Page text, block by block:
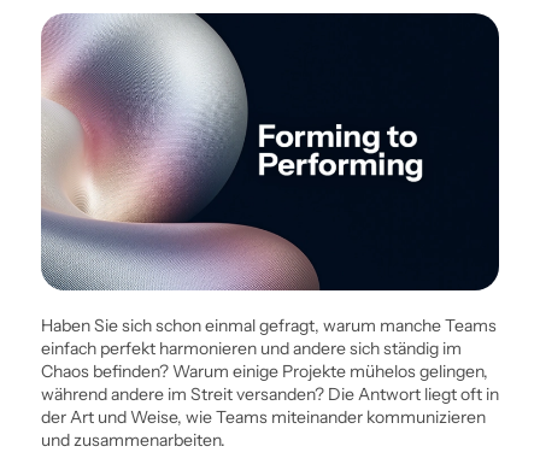
Haben Sie sich schon einmal gefragt, warum manche Teams
einfach perfekt harmonieren und andere sich ständig im
Chaos befinden? Warum einige Projekte mühelos gelingen,
während andere im Streit ­versanden? Die Antwort liegt oft in
der Art und Weise, wie Teams miteinander kommunizieren
und zusammenarbeiten.